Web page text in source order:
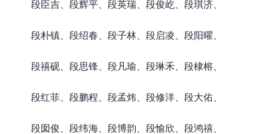
段臣吉、段辉平、段英瑞、段俊屹、段琪济、
段朴镇、段绍春、段子林、段启凌、段阳曜、
段禧砚、段思锋、段凡瑜、段琳禾、段棣榕、
段红菲、段鹏程、段孟炜、段修洋、段大佑、
段囡俊、段纬海、段博韵、段愉欣、段鸿禧、